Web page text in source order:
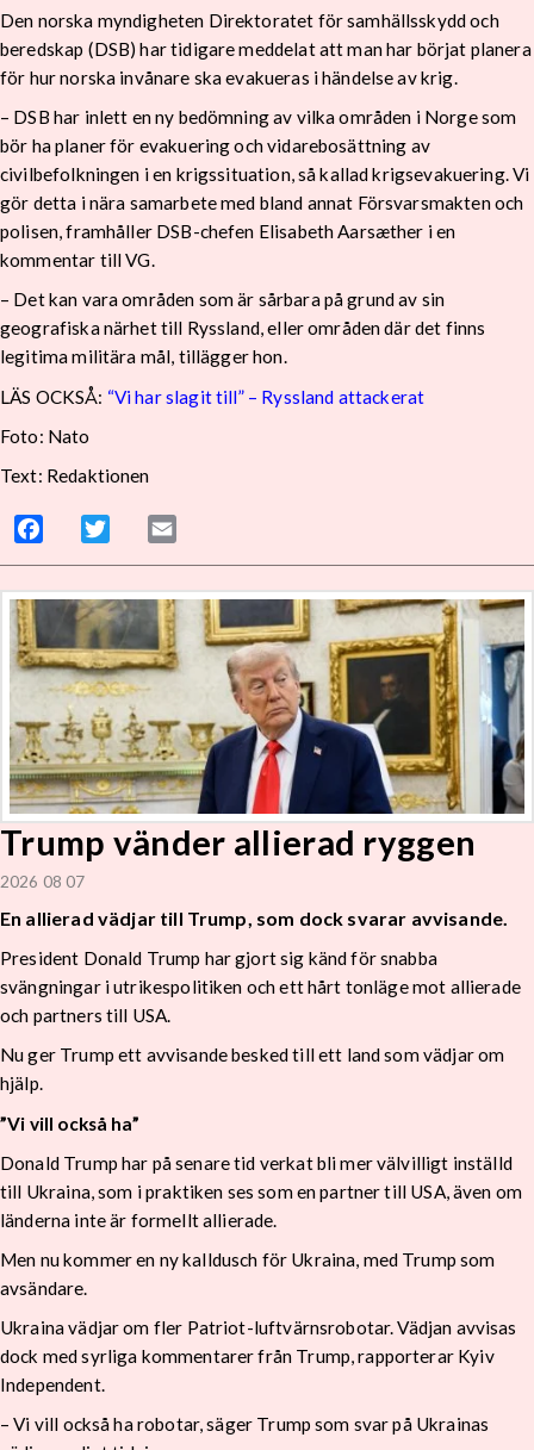
Den norska myndigheten Direktoratet för samhällsskydd och
beredskap (DSB) har tidigare meddelat att man har börjat planera
för hur norska invånare ska evakueras i händelse av krig.
– DSB har inlett en ny bedömning av vilka områden i Norge som
bör ha planer för evakuering och vidarebosättning av
civilbefolkningen i en krigssituation, så kallad krigsevakuering. Vi
gör detta i nära samarbete med bland annat Försvarsmakten och
polisen, framhåller DSB-chefen Elisabeth Aarsæther i en
kommentar till VG.
– Det kan vara områden som är sårbara på grund av sin
geografiska närhet till Ryssland, eller områden där det finns
legitima militära mål, tillägger hon.
LÄS OCKSÅ: “Vi har slagit till” – Ryssland attackerat
Foto: Nato
Text: Redaktionen
Facebook Twitter
Trump vänder allierad ryggen
2026 08 07
En allierad vädjar till Trump, som dock svarar avvisande.
President Donald Trump har gjort sig känd för snabba
svängningar i utrikespolitiken och ett hårt tonläge mot allierade
och partners till USA.
Nu ger Trump ett avvisande besked till ett land som vädjar om
hjälp.
”Vi vill också ha”
Donald Trump har på senare tid verkat bli mer välvilligt inställd
till Ukraina, som i praktiken ses som en partner till USA, även om
länderna inte är formellt allierade.
Men nu kommer en ny kalldusch för Ukraina, med Trump som
avsändare.
Ukraina vädjar om fler Patriot-luftvärnsrobotar. Vädjan avvisas
dock med syrliga kommentarer från Trump, rapporterar Kyiv
Independent.
– Vi vill också ha robotar, säger Trump som svar på Ukrainas